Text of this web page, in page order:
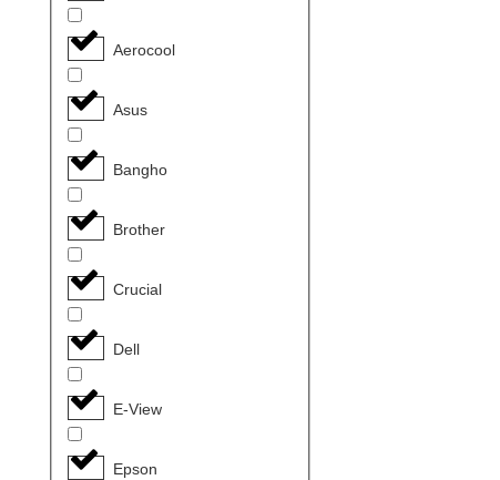
Aerocool
Asus
Bangho
Brother
Crucial
Dell
E-View
Epson